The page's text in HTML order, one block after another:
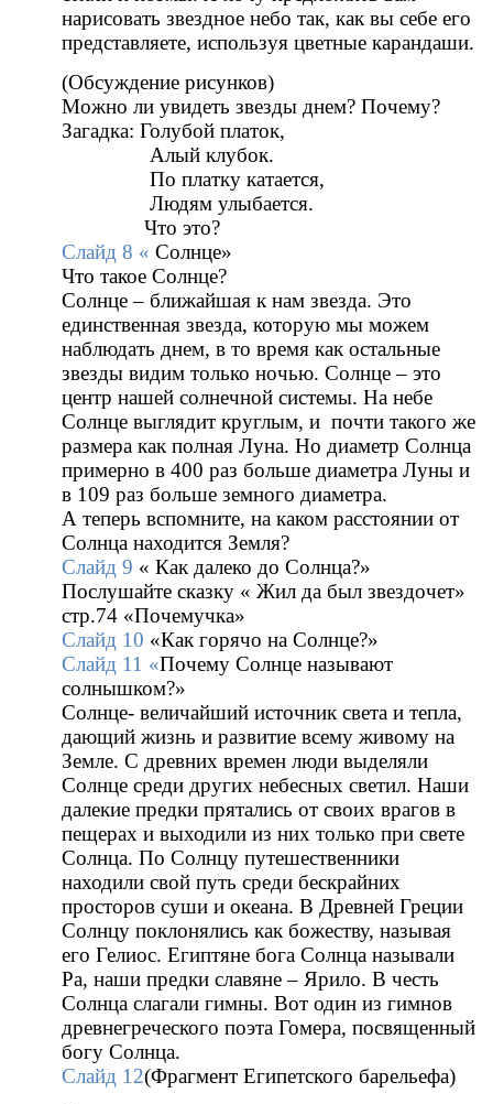
нарисовать звездное небо так, как вы себе его
представляете, используя цветные карандаши.
(Обсуждение рисунков)
Можно ли увидеть звезды днем? Почему?
Загадка: Голубой платок,
Алый клубок.
По платку катается,
Людям улыбается.
Что это?
Слайд 8 « Солнце»
Что такое Солнце?
Солнце – ближайшая к нам звезда. Это
единственная звезда, которую мы можем
наблюдать днем, в то время как остальные
звезды видим только ночью. Солнце – это
центр нашей солнечной системы. На небе
Солнце выглядит круглым, и почти такого же
размера как полная Луна. Но диаметр Солнца
примерно в 400 раз больше диаметра Луны и
в 109 раз больше земного диаметра.
А теперь вспомните, на каком расстоянии от
Солнца находится Земля?
Слайд 9 « Как далеко до Солнца?»
Послушайте сказку « Жил да был звездочет»
стр.74 «Почемучка»
Слайд 10 «Как горячо на Солнце?»
Слайд 11 «Почему Солнце называют
солнышком?»
Солнце- величайший источник света и тепла,
дающий жизнь и развитие всему живому на
Земле. С древних времен люди выделяли
Солнце среди других небесных светил. Наши
далекие предки прятались от своих врагов в
пещерах и выходили из них только при свете
Солнца. По Солнцу путешественники
находили свой путь среди бескрайних
просторов суши и океана. В Древней Греции
Солнцу поклонялись как божеству, называя
его Гелиос. Египтяне бога Солнца называли
Ра, наши предки славяне – Ярило. В честь
Солнца слагали гимны. Вот один из гимнов
древнегреческого поэта Гомера, посвященный
богу Солнца.
Слайд 12(Фрагмент Египетского барельефа)